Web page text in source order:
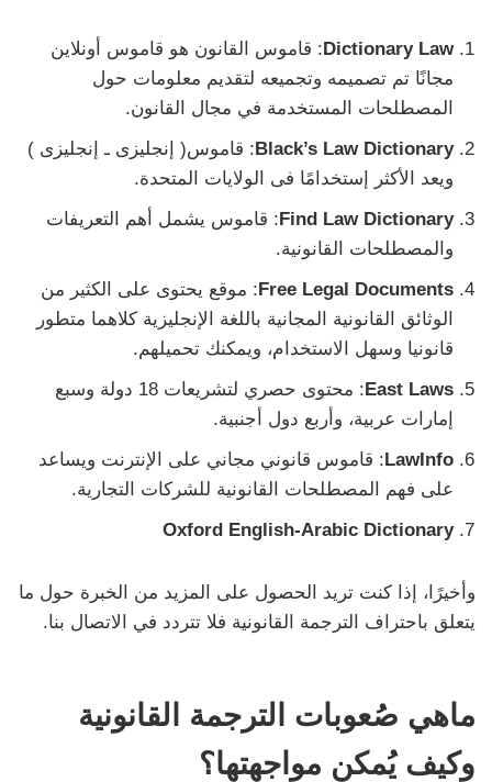
Dictionary Law: قاموس القانون هو قاموس أونلاين
مجانًا تم تصميمه وتجميعه لتقديم معلومات حول
المصطلحات المستخدمة في مجال القانون.
Black’s Law Dictionary: قاموس( إنجليزى ـ إنجليزى )
ويعد الأكثر إستخدامًا فى الولايات المتحدة.
Find Law Dictionary: قاموس يشمل أهم التعريفات
والمصطلحات القانونية.
Free Legal Documents: موقع يحتوى على الكثير من
الوثائق القانونية المجانية باللغة الإنجليزية كلاهما متطور
قانونيا وسهل الاستخدام، ويمكنك تحميلهم.
East Laws
: محتوى حصري لتشريعات 18 دولة وسبع
إمارات عربية، وأربع دول أجنبية.
LawInfo: قاموس قانوني مجاني على الإنترنت ويساعد
على فهم المصطلحات القانونية للشركات التجارية.
Oxford English-Arabic Dictionary
وأخيرًا، إذا كنت تريد الحصول على المزيد من الخبرة حول ما
يتعلق باحتراف الترجمة القانونية فلا تتردد في الاتصال بنا.
ماهي صُعوبات الترجمة القانونية
وكيف يُمكن مواجهتها؟